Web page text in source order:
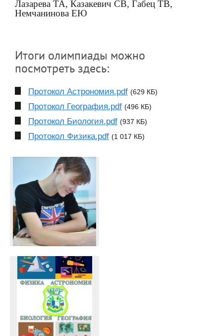
Лазарева ТА, Казакевич СВ, Габец ТВ,
Немчанинова ЕЮ
Итоги олимпиады можно
посмотреть здесь:
Протокол Астрономия.pdf (629 КБ)
Протокол География.pdf (496 КБ)
Протокол Биология.pdf (937 КБ)
Протокол Физика.pdf (1 017 КБ)